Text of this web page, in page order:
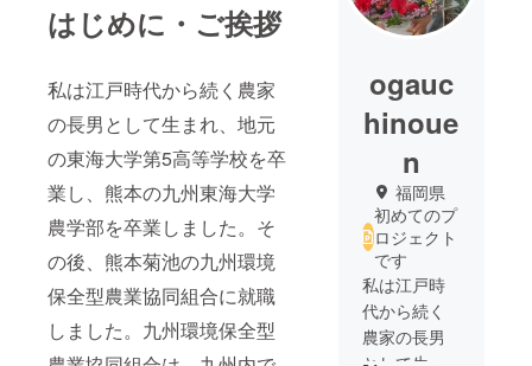
はじめに・ご挨拶
私は江戸時代から続く農家
の長男として生まれ、地元
の東海大学第5高等学校を卒
業し、熊本の九州東海大学
農学部を卒業しました。そ
の後、熊本菊池の九州環境
保全型農業協同組合に就職
しました。九州環境保全型
ogauc
hinoue
n
福岡県
初めてのプ
ロジェクト
です
私は江戸時
代から続く
農家の長男